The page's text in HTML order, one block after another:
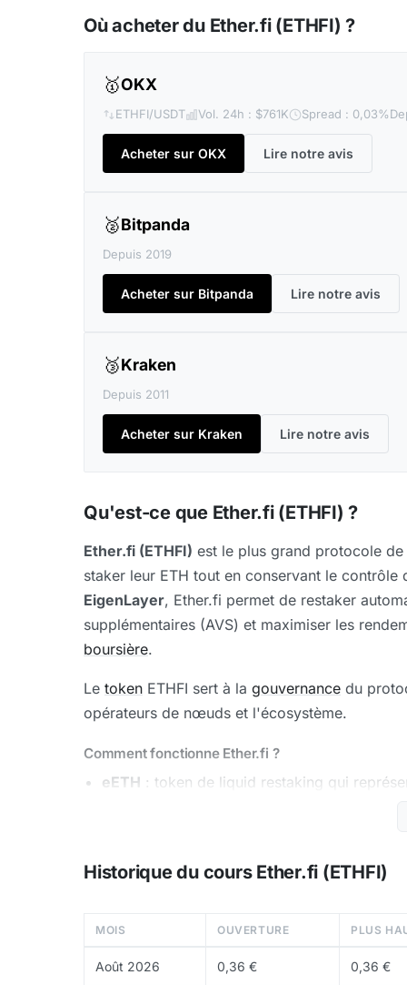
Où acheter du Ether.fi (ETHFI) ?
🥇OKX
ETHFI/USDT Vol. 24h : $761K Spread : 0,03%
Acheter sur OKX Lire notre avis
🥈Bitpanda
Depuis 2019
Acheter sur Bitpanda Lire notre avis
🥉Kraken
Depuis 2011
Acheter sur Kraken Lire notre avis
Qu'est-ce que Ether.fi (ETHFI) ?
Ether.fi (ETHFI) est le plus grand protocole de
staker leur ETH tout en conservant le
EigenLayer, Ether.fi permet de restaker
supplémentaires (AVS) et maximiser les
boursière.
Le token ETHFI sert à la gouvernance du
opérateurs de nœuds et l'écosystème.
Comment fonctionne Ether.fi ?
eETH : token de liquid restaking qui
accumulant des récompenses de staking +
de validateur via la technologie DVDV
: les dépôts sont
Historique du cours Ether.fi (ETHFI)
MOIS OUVERTURE PLUS
Août 2026 0,36 € 0,36 €